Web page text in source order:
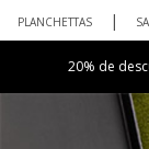
PLANCHETTAS
20% de